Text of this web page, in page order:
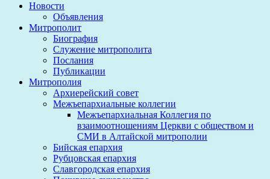
Новости
Объявления
Митрополит
Биография
Служение митрополита
Послания
Публикации
Митрополия
Архиерейский совет
Межъепархиальные коллегии
Межъепархиальная Коллегия по
взаимоотношениям Церкви с обществом и
СМИ в Алтайской митрополии
Бийская епархия
Рубцовская епархия
Славгородская епархия